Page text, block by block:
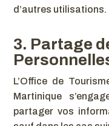
d’autres utilisations.
3. Partage
L’Office de
Martinique
partager vos